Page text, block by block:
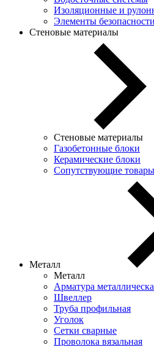
Изоляционные и
Элементы безопасности
Стеновые материалы
Стеновые материалы
Газобетонные блоки
Керамические блоки
Сопутствующие товары
Металл
Металл
Арматура
Швеллер
Труба профильная
Уголок
Сетки сварные
Проволока вязальная